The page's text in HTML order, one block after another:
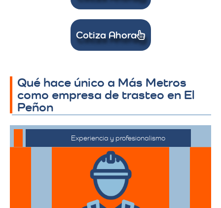
Cotiza Ahora
Qué hace único a Más Metros
como empresa de trasteo en El
Peñon
Experiencia y profesionalismo
El equipo de expertos en mudanzas de
alta gama está capacitado para manejar
desde objetos delicados hasta muebles